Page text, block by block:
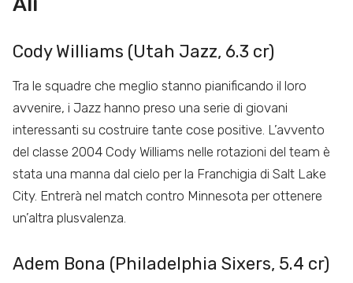
Cody Williams (Utah Jazz, 6.3 cr)
Tra le squadre che meglio stanno pianificando il loro
avvenire, i Jazz hanno preso una serie di giovani
interessanti su costruire tante cose positive. L’avvento
del classe 2004 Cody Williams nelle rotazioni del team è
stata una manna dal cielo per la Franchigia di Salt Lake
City. Entrerà nel match contro Minnesota per ottenere
un’altra plusvalenza.
Adem Bona (Philadelphia Sixers, 5.4 cr)